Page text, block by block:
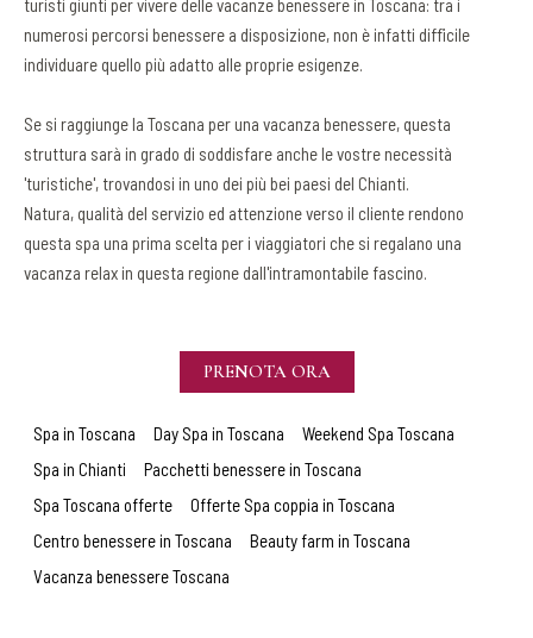
turisti giunti per vivere delle vacanze benessere in Toscana: tra i
numerosi percorsi benessere a disposizione, non è infatti difficile
individuare quello più adatto alle proprie esigenze.
Se si raggiunge la Toscana per una vacanza benessere, questa
struttura sarà in grado di soddisfare anche le vostre necessità
'turistiche', trovandosi in uno dei più bei paesi del Chianti.
Natura, qualità del servizio ed attenzione verso il cliente rendono
questa spa una prima scelta per i viaggiatori che si regalano una
vacanza relax in questa regione dall'intramontabile fascino.
PRENOTA ORA
Spa in Toscana Day Spa in Toscana
Weekend Spa Toscana
Spa in Chianti
Pacchetti benessere in Toscana
Spa Toscana offerte
Offerte Spa coppia in Toscana
Centro benessere in Toscana
Beauty farm in Toscana
Vacanza benessere Toscana